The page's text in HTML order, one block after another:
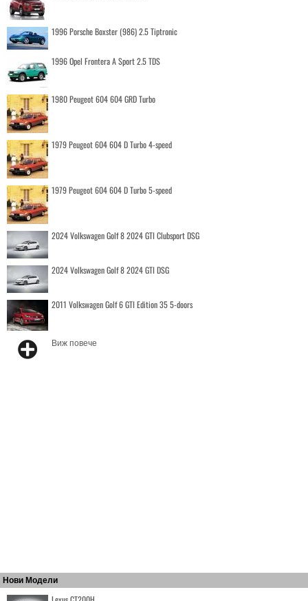
1996 Porsche Boxster (986) 2.5 Tiptronic
1996 Opel Frontera A Sport 2.5 TDS
1980 Peugeot 604 604 GRD Turbo
1979 Peugeot 604 604 D Turbo 4-speed
1979 Peugeot 604 604 D Turbo 5-speed
2024 Volkswagen Golf 8 2024 GTI Clubsport DSG
2024 Volkswagen Golf 8 2024 GTI DSG
2011 Volkswagen Golf 6 GTI Edition 35 5-doors
Виж повече
Нови Модели